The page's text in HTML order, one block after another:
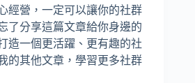
經營，一定可以讓你的社群
了分享這篇文章給你身邊的
造一個更活躍、更有趣的社
的其他文章，學習更多社群